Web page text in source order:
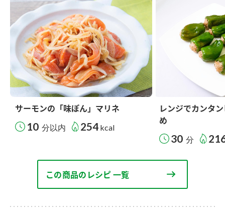
サーモンの「味ぽん」マリネ
10 分以内 254 kcal
レンジでカンタ
め
30 分
この商品のレシピ 一覧